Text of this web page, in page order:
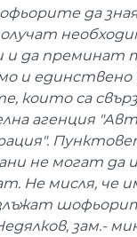
да
и да преминат
и единствено
които са
агенция
не могат да
Не мисля, че
зам.-